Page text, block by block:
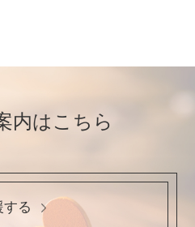
内はこちら
する